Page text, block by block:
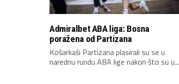
Admiralbet ABA liga: Bosna
poražena od Partizana
Košarkaši Partizana plasirali su se u
narednu rundu ABA lige nakon što su u...